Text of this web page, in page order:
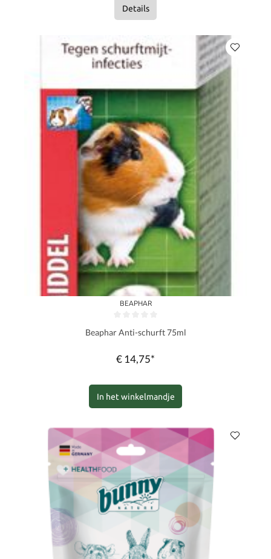
Details
BEAPHAR
Beaphar Anti-schurft 75ml
€ 14,75*
In het winkelmandje